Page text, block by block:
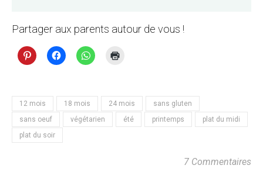
Partager aux parents autour de vous !
12 mois 18 mois 24 mois
sans gluten
sans oeuf
végétarien été printemps
plat du midi
plat du soir
7 Commentaires